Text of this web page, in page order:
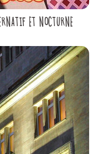
ET NOCTURNE